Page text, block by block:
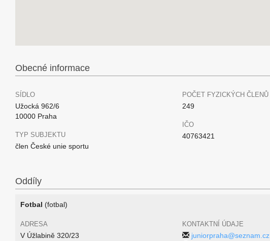
Obecné informace
SÍDLO
Užocká 962/6
10000 Praha
TYP SUBJEKTU
člen České unie sportu
POČET FYZICKÝCH ČLENŮ
249
IČO
40763421
Oddíly
Fotbal (fotbal)
ADRESA
V Úžlabině 320/23
KONTAKTNÍ ÚDAJE
juniorpraha@seznam.cz